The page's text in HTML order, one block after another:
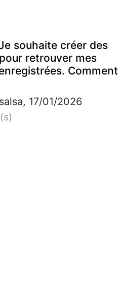
souhaite créer des
retrouver mes
Comment
17/01/2026